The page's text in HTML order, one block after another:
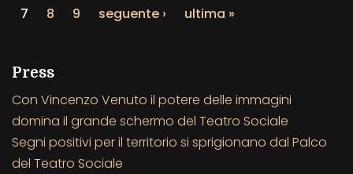
7
8 9 seguente › ultima »
Press
Con Vincenzo Venuto il potere delle immagini
domina il grande schermo del Teatro Sociale
Segni positivi per il territorio si sprigionano dal Palco
del Teatro Sociale